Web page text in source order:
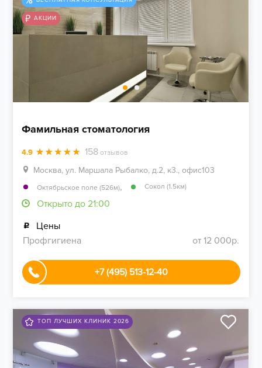
АКЦИИ
Фамильная стоматология
4.9 158 отзывов
Москва, ул. Маршала Рыбалко, д.2, к3., офис103
Октябрьское поле (526м), Сокол (1.5км)
Открыто до 21:00
Цены
Профгигиена
от 12 000р.
+7 (495) 513-12-40
ТОП ЛУЧШИХ КЛИНИК 2026